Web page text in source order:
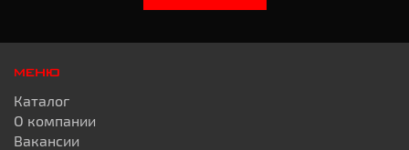
МЕНЮ
Каталог
О компании
Вакансии